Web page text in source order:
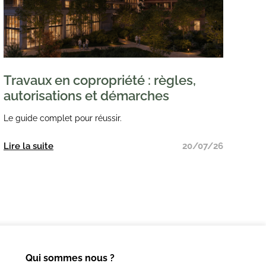
Travaux en copropriété : règles,
autorisations et démarches
Le guide complet pour réussir.
Lire la suite 20/07/26
Qui sommes nous ?